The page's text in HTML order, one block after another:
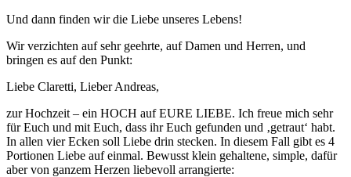
Und dann finden wir die Liebe unseres Lebens!
Wir verzichten auf sehr geehrte, auf Damen und Herren, und
bringen es auf den Punkt:
Liebe Claretti, Lieber Andreas,
zur Hochzeit – ein HOCH auf EURE LIEBE. Ich freue mich sehr
für Euch und mit Euch, dass ihr Euch gefunden und ‚getraut‘ habt.
In allen vier Ecken soll Liebe drin stecken. In diesem Fall gibt es 4
Portionen Liebe auf einmal. Bewusst klein gehaltene, simple, dafür
aber von ganzem Herzen liebevoll arrangierte: